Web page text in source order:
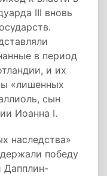
III вновь
в период
и их
«лишенных
сын
Иоанна I.
наследства»
победу
Дапплин-